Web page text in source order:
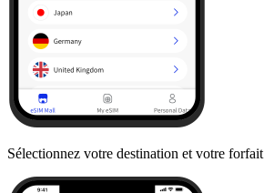
Sélectionnez votre destination et votre forfait